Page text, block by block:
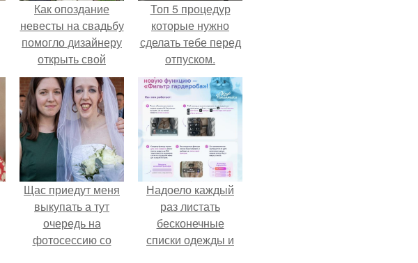
Как опоздание
невесты на свадьбу
помогло дизайнеру
открыть свой
бренд.
Топ 5 процедур
которые нужно
сделать тебе перед
отпуском.
Щас приедут меня
выкупать а тут
очередь на
фотосессию со
Надоело каждый
раз листать
бесконечные
списки одежды и